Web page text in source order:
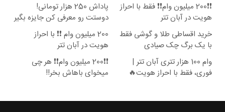
❗❗200 میلیون وام❗❗ فقط با احراز
هویت در آبان تتر
پاداش 250 هزار تومانی!
دوستت رو معرفی کن جایزه بگیر
😍
خرید اقساطی طلا و گوشی فقط
با یک برگ چک صیادی
200 میلیون وام ❗❗ با احراز
هویت در آبان تتر
وام 100 هزار تتری آبان تتر |
فوری، فقط با احراز هویت🔥
❗❗200 میلیون وام❗❗ هر چی
میخوای باهاش بخر!!